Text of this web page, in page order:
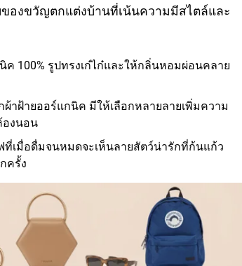
องขวัญตกแต่งบ้านที่เน้นความมีสไตล์และ
ค 100% รูปทรงเก๋ไก๋และให้กลิ่นหอมผ่อนคลาย
ผ้าฝ้ายออร์แกนิค มีให้เลือกหลายลายเพิ่มความ
องนอน
ที่เมื่อดื่มจนหมดจะเห็นลายสัตว์น่ารักที่ก้นแก้ว
ครั้ง